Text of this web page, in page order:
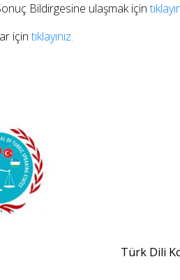
Bildirgesine ulaşmak için
içintıklayınız.
Türk Dili